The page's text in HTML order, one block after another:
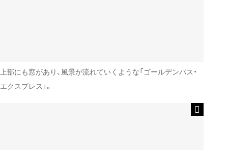
上部にも窓があり、風景が流れていくような「ゴールデンパス・
エクスプレス」。